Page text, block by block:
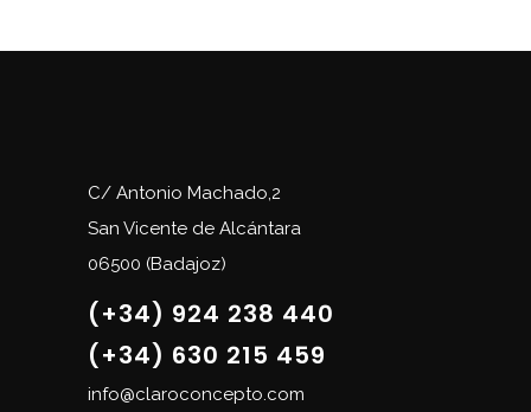
C/ Antonio Machado,2
San Vicente de Alcántara
06500 (Badajoz)
(+34) 924 238 440
(+34) 630 215 459
info@claroconcepto.com